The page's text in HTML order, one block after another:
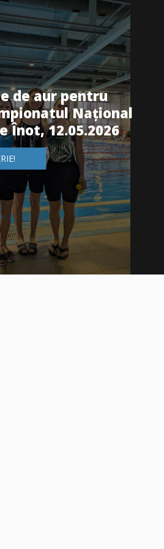
de aur pentru
Național
Înot, 12.05.2026